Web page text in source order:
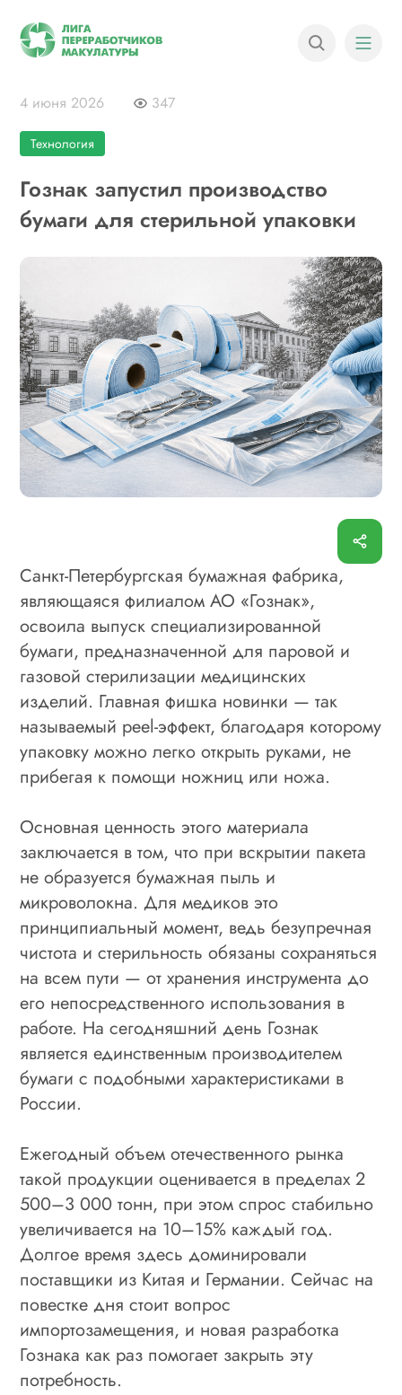
4 июня 2026 347
Технология
Гознак запустил производство
бумаги для стерильной упаковки
Санкт‑Петербургская бумажная фабрика,
являющаяся филиалом АО «Гознак»,
освоила выпуск специализированной
бумаги, предназначенной для паровой и
газовой стерилизации медицинских
изделий. Главная фишка новинки — так
называемый peel‑эффект, благодаря которому
упаковку можно легко открыть руками, не
прибегая к помощи ножниц или ножа.
Основная ценность этого материала
заключается в том, что при вскрытии пакета
не образуется бумажная пыль и
микроволокна. Для медиков это
принципиальный момент, ведь безупречная
чистота и стерильность обязаны сохраняться
на всем пути — от хранения инструмента до
его непосредственного использования в
работе. На сегодняшний день Гознак
является единственным производителем
бумаги с подобными характеристиками в
России.
Ежегодный объем отечественного рынка
такой продукции оценивается в пределах 2
500–3 000 тонн, при этом спрос стабильно
увеличивается на 10–15% каждый год.
Долгое время здесь доминировали
поставщики из Китая и Германии. Сейчас на
повестке дня стоит вопрос
импортозамещения, и новая разработка
Гознака как раз помогает закрыть эту
потребность.